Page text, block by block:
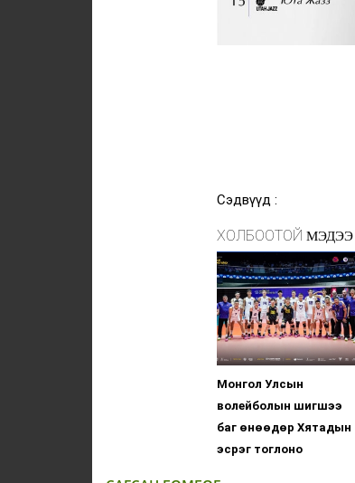
Сэдвүүд :
ХОЛБООТОЙ МЭДЭЭ
Монгол Улсын
волейболын шигшээ
баг өнөөдөр Хятадын
эсрэг тоглоно